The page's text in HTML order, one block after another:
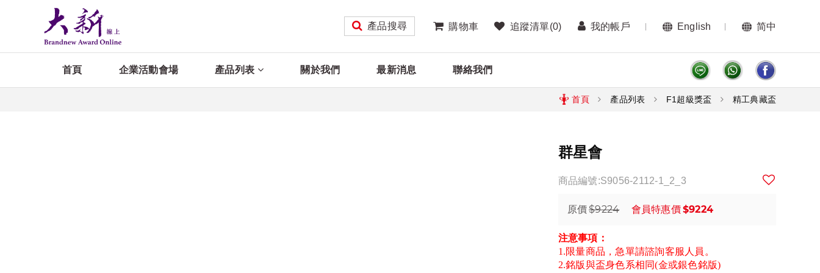
產品搜尋 購物車 追蹤清單(0) 我的帳戶 English 简中
首頁 企業活動會場 產品列表 關於我們 最新消息 聯絡我們
首頁 產品列表 F1超級獎盃 精工典藏盃
群星會
商品編號:S9056-2112-1_2_3
原價$9224 會員特惠價$9224
注意事項：
1.限量商品，急單請諮詢客服人員。
2.銘版與盃身色系相同(金或銀色銘版)